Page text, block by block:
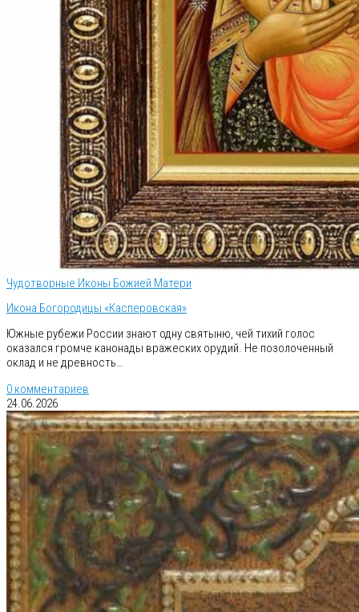
Чудотворные Иконы Божией Матери
Икона Богородицы «Касперовская»
Южные рубежи России знают одну святыню, чей тихий голос
оказался громче канонады вражеских орудий. Не позолоченный
оклад и не древность…
0 комментариев
24.06.2026